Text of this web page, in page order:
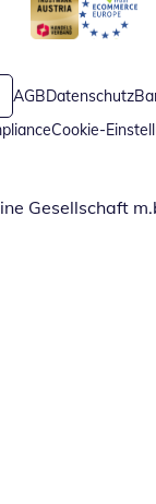
Öffnet in neuem
Öffnet in
AGBDatenschutz
Cookie-
Gesellschaft